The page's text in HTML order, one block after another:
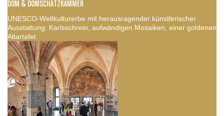
DOM & DOMSCHATZKAMMER
UNESCO-Weltkulturerbe mit herausragender künstlerischer
Ausstattung: Karlsschrein, aufwändigen Mosaiken, einer goldenen
Altartafel.